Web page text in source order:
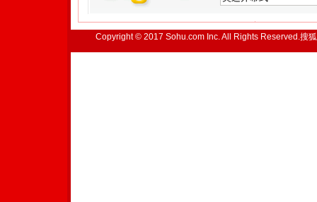
Copyright © 2017 Sohu.com Inc. All Rights Reserved.搜